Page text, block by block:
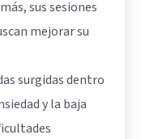
sus sesiones
mejorar su
surgidas dentro
y la baja